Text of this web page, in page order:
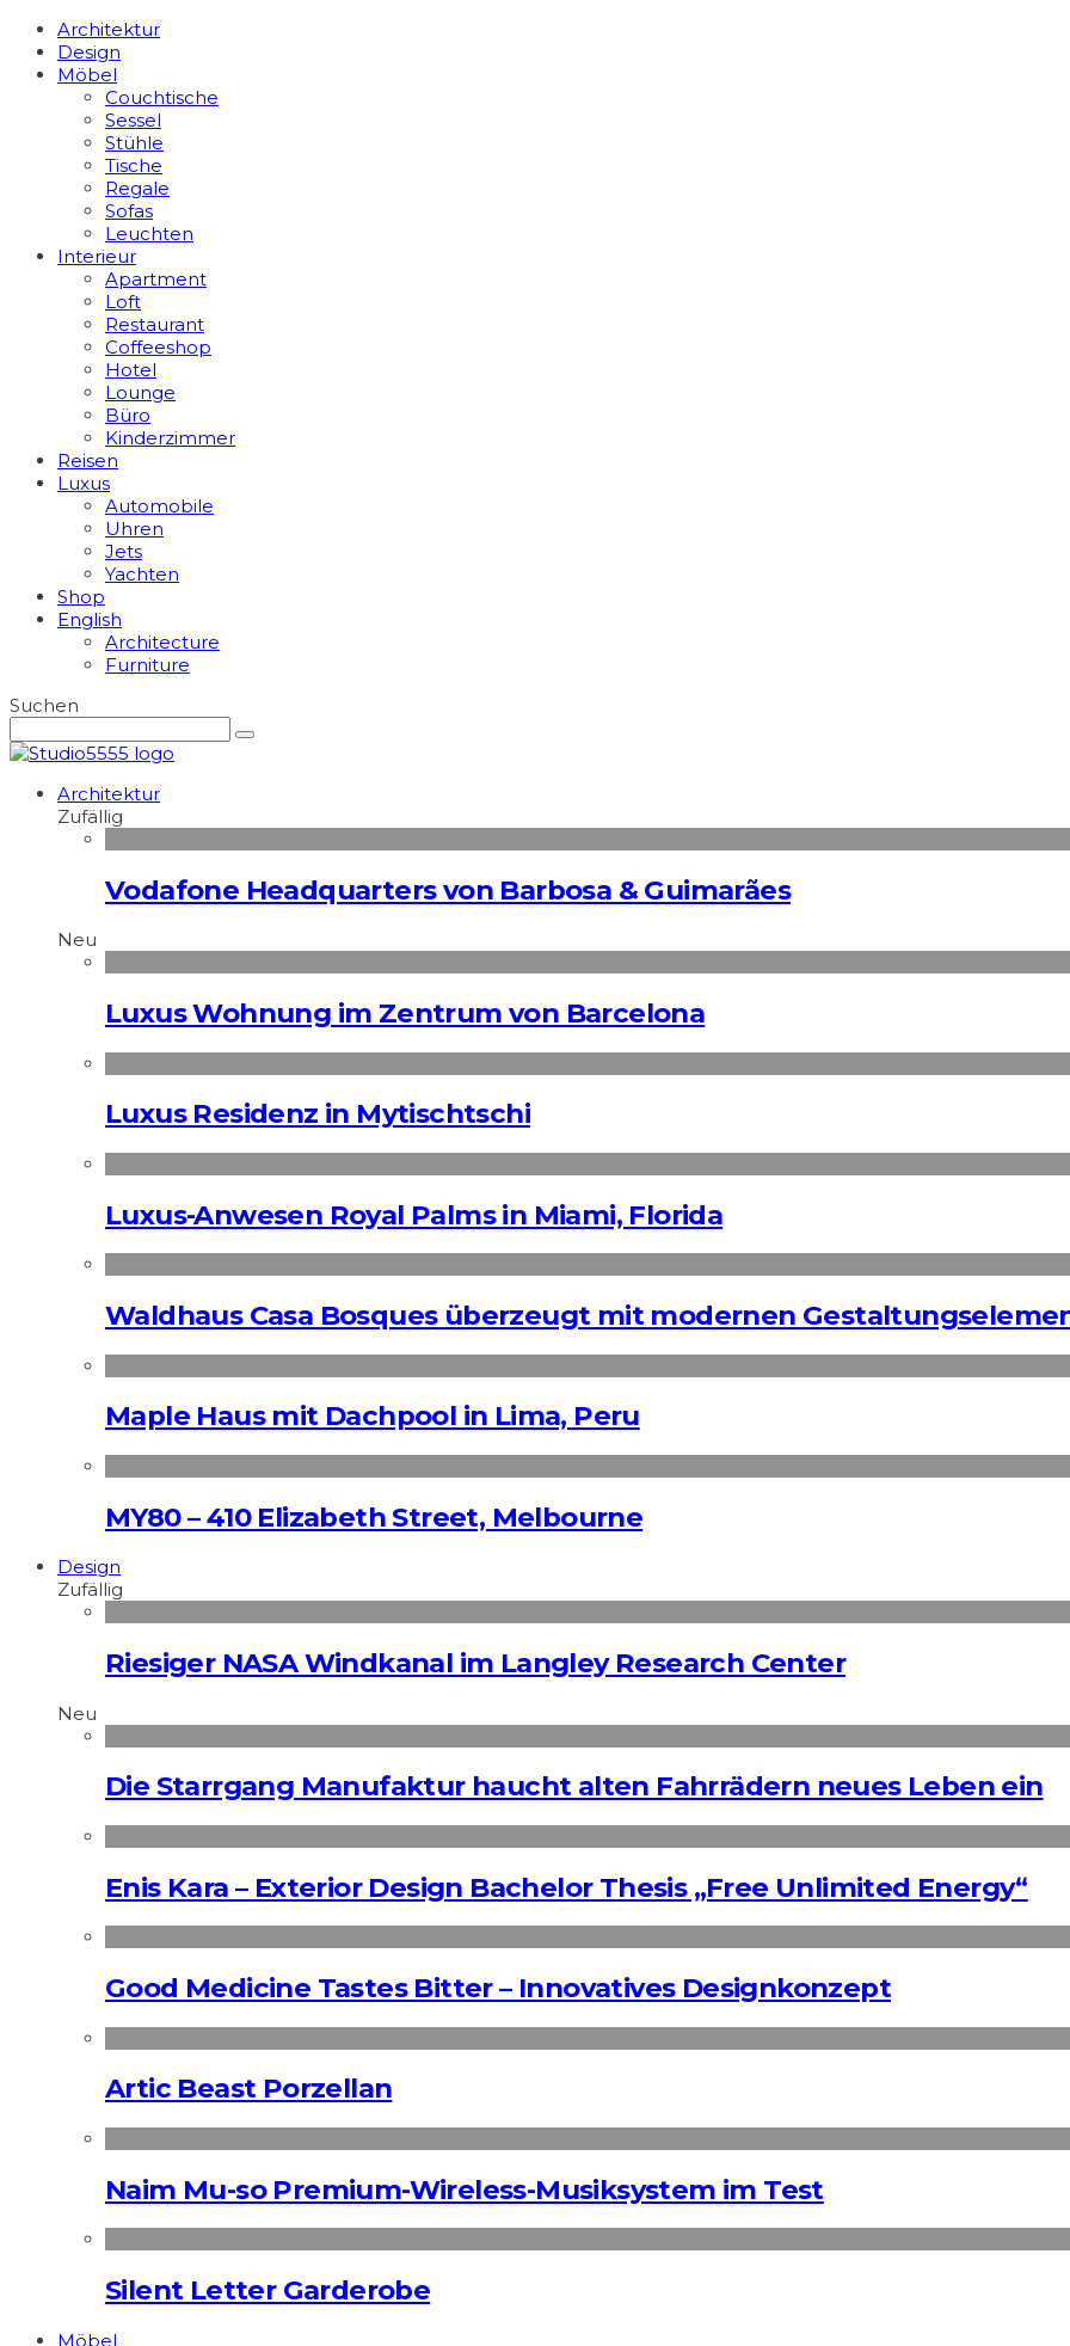
Architektur
Design
Möbel
Couchtische
Sessel
Stühle
Tische
Regale
Sofas
Leuchten
Interieur
Apart­ment
Loft
Restaurant
Coffeeshop
Hotel
Lounge
Büro
Kinderzimmer
Reisen
Luxus
Automobile
Uhren
Jets
Yachten
Shop
English
Architecture
Furniture
Suchen
Architektur
Zufällig
Vodafone Headquarters von Barbosa & Guimarães
Neu
Luxus Wohnung im Zentrum von Barcelona
Luxus Residenz in Mytischtschi
Luxus-Anwesen Royal Palms in Miami, Florida
Waldhaus Casa Bosques überzeugt mit modernen
Maple Haus mit Dachpool in Lima, Peru
MY80 – 410 Elizabeth Street, Melbourne
Design
Zufällig
Riesiger NASA Windkanal im Langley Research Center
Neu
Die Starrgang Manufaktur haucht alten Fahrrädern neues Leben ein
Enis Kara – Exterior Design Bachelor Thesis „Free Unlimited Energy“
Good Medicine Tastes Bitter – Innovatives Designkonzept
Artic Beast Porzellan
Naim Mu-so Premium-Wireless-Musiksystem im Test
Silent Letter Garderobe
Möbel